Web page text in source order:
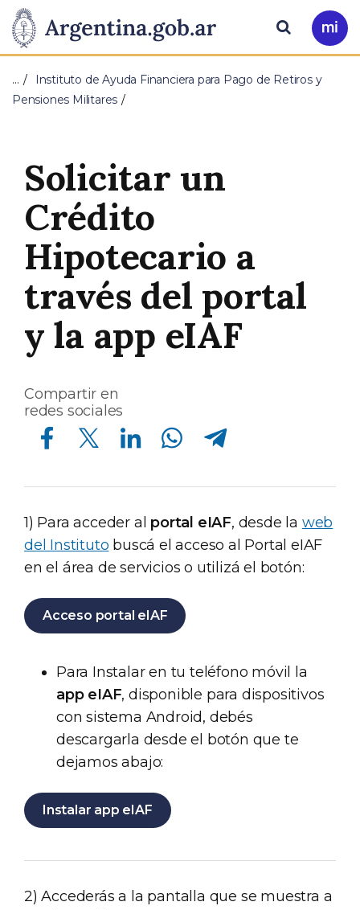
Presidencia
de
la
Pasar al contenido principal
Ir
a
Buscar
…
Instituto de Ayuda Financiera para Pago de Retiros y
Pensiones Militares
Solicitar un
Crédito
Hipotecario a
través del portal
y la app eIAF
Compartir en
redes sociales
Compartir en Facebook Compartir en Twitter Compartir en Linkedin Compartir en Whatsapp Compartir en Telegram
1) Para acceder al portal eIAF, desde la web
del Instituto buscá el acceso al Portal eIAF
en el área de servicios o utilizá el botón:
Acceso portal eIAF
Para Instalar en tu teléfono móvil la
app eIAF, disponible para dispositivos
con sistema Android, debés
descargarla desde el botón que te
dejamos abajo:
Instalar app eIAF
2) Accederás a la pantalla que se muestra a